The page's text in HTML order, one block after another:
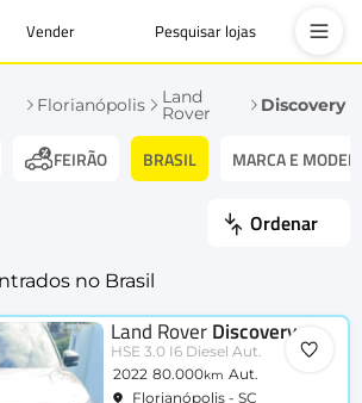
Vender Pesquisar lojas
Florianópolis Land
Rover Discovery
FEIRÃO BRASIL MARCA E
Ordenar
no Brasil
Land Rover Discovery
HSE 3.0 I6 Diesel Aut.
2022 80.000km Aut.
Florianópolis - SC